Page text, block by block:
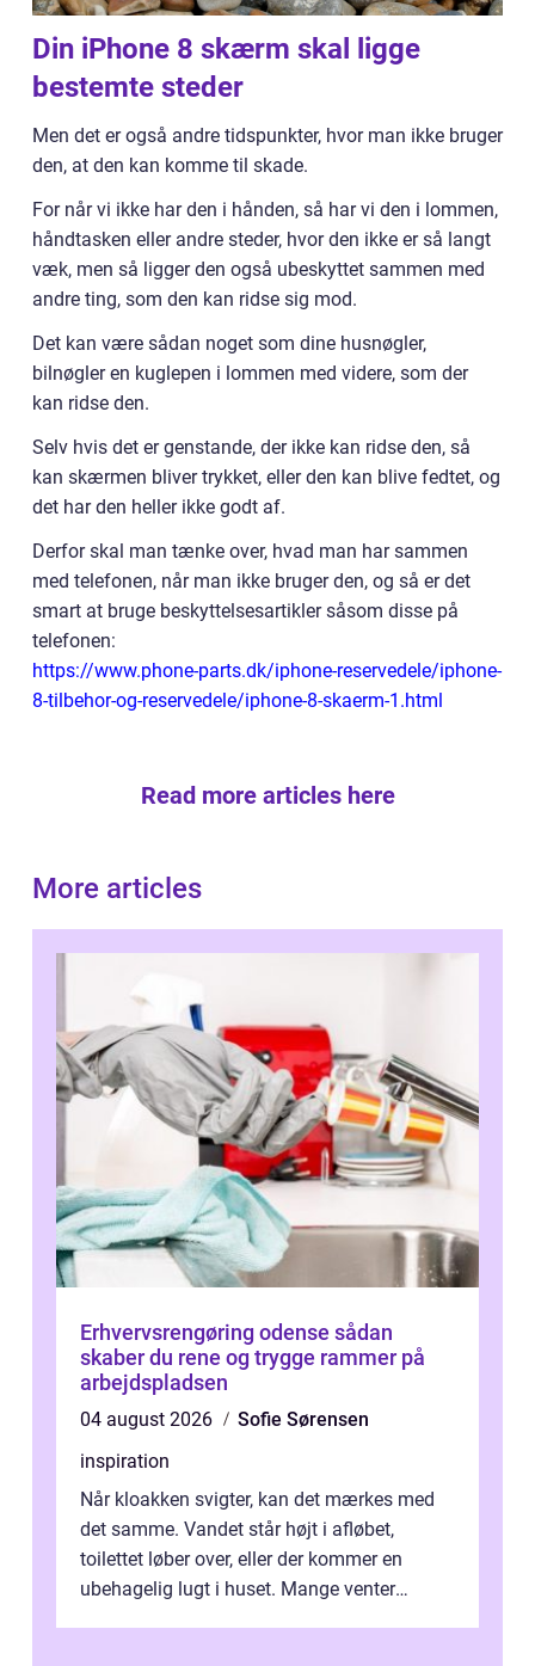
Din iPhone 8 skærm skal ligge
bestemte steder
Men det er også andre tidspunkter, hvor man ikke bruger
den, at den kan komme til skade.
For når vi ikke har den i hånden, så har vi den i lommen,
håndtasken eller andre steder, hvor den ikke er så langt
væk, men så ligger den også ubeskyttet sammen med
andre ting, som den kan ridse sig mod.
Det kan være sådan noget som dine husnøgler,
bilnøgler en kuglepen i lommen med videre, som der
kan ridse den.
Selv hvis det er genstande, der ikke kan ridse den, så
kan skærmen bliver trykket, eller den kan blive fedtet, og
det har den heller ikke godt af.
Derfor skal man tænke over, hvad man har sammen
med telefonen, når man ikke bruger den, og så er det
smart at bruge beskyttelsesartikler såsom disse på
telefonen:
https://www.phone-parts.dk/iphone-reservedele/iphone-
8-tilbehor-og-reservedele/iphone-8-skaerm-1.html
Read more articles here
More articles
Erhvervsrengøring odense sådan
skaber du rene og trygge rammer på
arbejdspladsen
04 august 2026
Sofie Sørensen
inspiration
Når kloakken svigter, kan det mærkes med
det samme. Vandet står højt i afløbet,
toilettet løber over, eller der kommer en
ubehagelig lugt i huset. Mange venter